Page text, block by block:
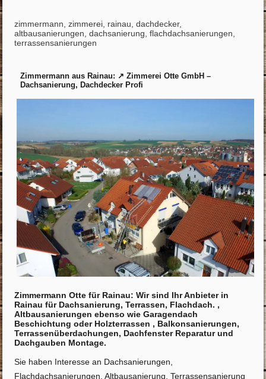
zimmermann, zimmerei, rainau, dachdecker,
altbausanierungen, dachsanierung, flachdachsanierungen,
terrassensanierungen
Zimmermann aus Rainau: ↗️ Zimmerei Otte GmbH –
Dachsanierung, Dachdecker Profi
Zimmermann Otte für Rainau: Wir sind Ihr Anbieter in
Rainau für Dachsanierung, Terrassen, Flachdach. ,
Altbausanierungen ebenso wie Garagendach
Beschichtung oder Holzterrassen , Balkonsanierungen,
Terrassenüberdachungen, Dachfenster Reparatur und
Dachgauben Montage.
Sie haben Interesse an Dachsanierungen,
Flachdachsanierungen, Altbausanierung, Terrassensanierung